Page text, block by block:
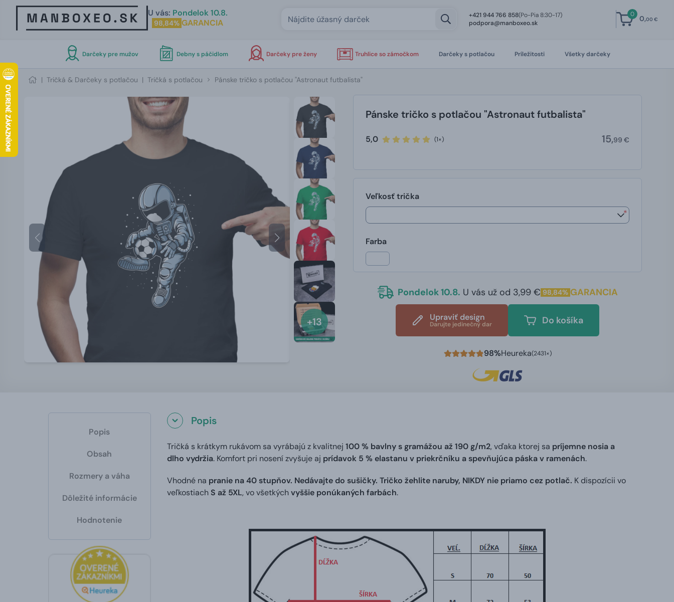
U vás: Pondelok 10.8.
98,84% GARANCIA
+421 944 766 858(Po-Pia 8:30-17)
podpora@manboxeo.sk
0 0,00 €
Darčeky pre mužov Debny s páčidlom Darčeky pre ženy Truhlice so zámočkom Darčeky s potlačou Príležitosti Všetky darčeky
| Tričká & Darčeky s potlačou | Tričká s potlačou Pánske tričko s potlačou "Astronaut futbalista"
+13
Pánske tričko s potlačou "Astronaut futbalista"
5,0 (1×) 15,99 €
Veľkosť trička
*
Farba
Pondelok 10.8. U vás už od 3,99 € 98,84% GARANCIA
Upraviť design
Darujte jedinečný dar Do košíka
98%Heureka(2431×)
Popis
Obsah
Rozmery a váha
Dôležité informácie
Hodnotenie
Popis
Tričká s krátkym rukávom sa vyrábajú z kvalitnej 100 % bavlny s gramážou až 190 g/m2, vďaka ktorej sa príjemne nosia a
dlho vydržia. Komfort pri nosení zvyšuje aj prídavok 5 % elastanu v priekrčníku a spevňujúca páska v ramenách.
Vhodné na pranie na 40 stupňov. Nedávajte do sušičky. Tričko žehlite naruby, NIKDY nie priamo cez potlač. K dispozícii vo
veľkostiach S až 5XL, vo všetkýchvyššie ponúkaných farbách.